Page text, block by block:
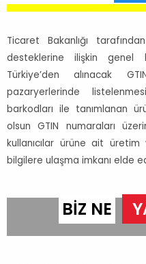
Ticaret Bakanlığı
desteklerine ilişkin genel
Türkiye’den alınacak
pazaryerlerinde
barkodları ile tanımlanan
olsun GTIN numaraları
kullanıcılar ürüne ait
bilgilere ulaşma imkanı elde
BİZ NE